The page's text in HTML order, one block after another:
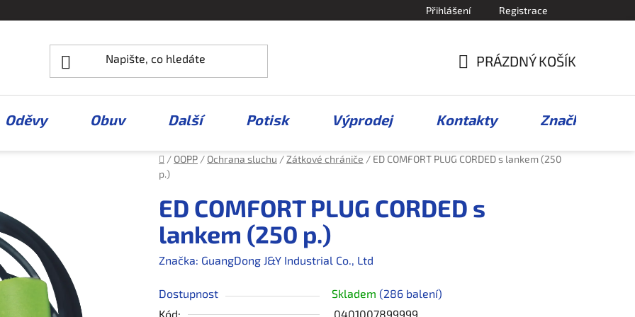
Přihlášení Registrace
KOŠÍK
PRÁZDNÝ KOŠÍK
Oděvy Obuv Další Potisk Výprodej Kontakty Značky
Domů
/ OOPP / Ochrana sluchu /Zátkové chrániče / ED COMFORT PLUG CORDED s lankem (250
p.)
ED COMFORT PLUG CORDED s
lankem (250 p.)
Značka: GuangDong J&Y Industrial Co., Ltd
Dostupnost Skladem (286 balení)
Kód:
0401007899999